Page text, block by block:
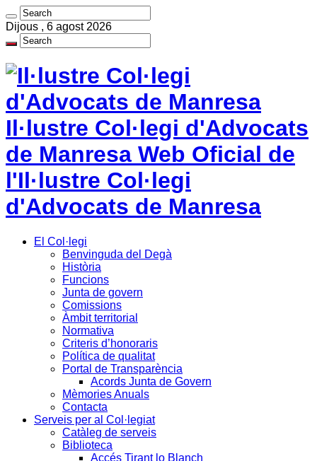
Dijous , 6 agost 2026
Il·lustre Col·legi d'Advocats
de Manresa Web Oficial de
l'Il·lustre Col·legi
d'Advocats de Manresa
El Col·legi
Benvinguda del Degà
Història
Funcions
Junta de govern
Comissions
Àmbit territorial
Normativa
Criteris d’honoraris
Política de qualitat
Portal de Transparència
Acords Junta de Govern
Mèmories Anuals
Contacta
Serveis per al Col·legiat
Catàleg de serveis
Biblioteca
Accés Tirant lo Blanch